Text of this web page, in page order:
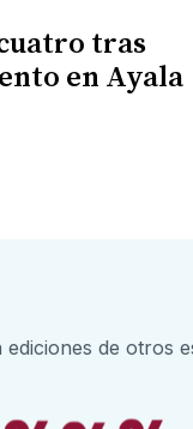
tras
en Ayala
ediciones de otros